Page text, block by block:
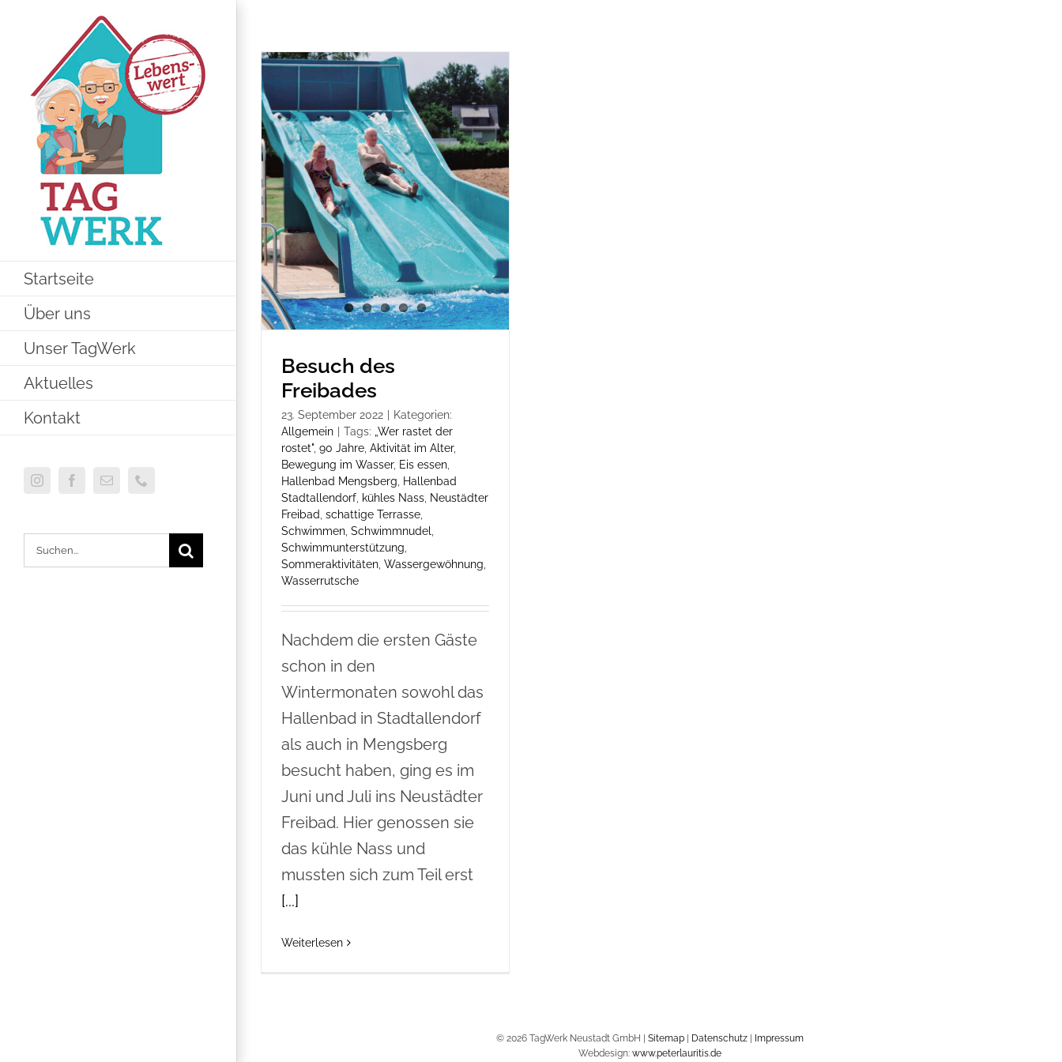
springen
Startseite
Über uns
Unser TagWerk
Aktuelles
Kontakt
InstagramFacebook
E-
Telefon
Suche
nach:
Besuch des
Freibades
23. September 2022
Kategorien:
Allgemein
Tags: „Wer rastet der
rostet", 90 Jahre Aktivität im Alter,
Bewegung im Wasser, Eis essen
Hallenbad Mengsberg
Hallenbad
Stadtallendorf kühles Nass Neustädter
Freibad schattige Terrasse
Schwimmen Schwimmnudel
Schwimmunterstützung
Sommeraktivitäten Wassergewöhnung
Wasserrutsche
Nachdem die ersten Gäste
schon in den
Wintermonaten sowohl das
Hallenbad in Stadtallendorf
als auch in Mengsberg
besucht haben, ging es im
Juni und Juli ins Neustädter
Freibad. Hier genossen sie
das kühle Nass und
mussten sich zum Teil erst
[...]
Weiterlesen
© 2026 TagWerk Neustadt GmbH | Sitemap| Datenschutz| Impressum
Webdesign: www.peterlauritis.de